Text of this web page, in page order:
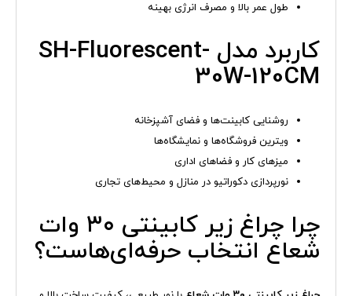
طول عمر بالا و مصرف انرژی بهینه
کاربرد مدل SH-Fluorescent-
30W-120CM
روشنایی کابینت‌ها و فضای آشپزخانه
ویترین فروشگاه‌ها و نمایشگاه‌ها
میزهای کار و فضاهای اداری
نورپردازی دکوراتیو در منازل و محیط‌های تجاری
چرا چراغ زیر کابینتی ۳۰ وات
شعاع انتخاب حرفه‌ای‌هاست؟